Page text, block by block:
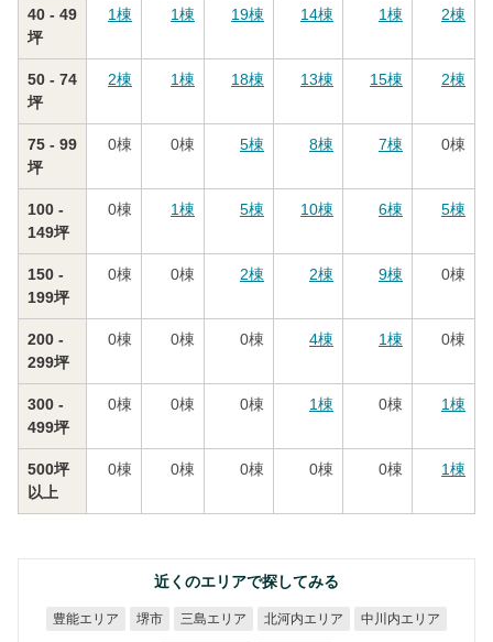
40 - 49
坪
1棟 1棟 19棟 14棟 1棟 2棟
50 - 74
坪
2棟 1棟 18棟 13棟 15棟 2棟
75 - 99
坪
0棟 0棟 5棟 8棟 7棟 0棟
100 -
149坪
0棟 1棟 5棟 10棟 6棟 5棟
150 -
199坪
0棟 0棟 2棟 2棟 9棟 0棟
200 -
299坪
0棟 0棟 0棟 4棟 1棟 0棟
300 -
499坪
0棟 0棟 0棟 1棟 0棟 1棟
500坪
以上
0棟 0棟 0棟 0棟 0棟 1棟
近くのエリアで探してみる
豊能エリア 堺市 三島エリア 北河内エリア 中川内エリア